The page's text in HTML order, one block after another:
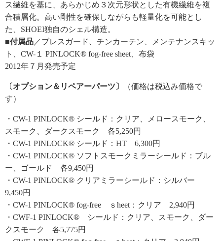
ス繊維を基に、あらかじめ３次元形状とした有機繊維を複
合積層化。高い剛性を確保しながらも軽量化を可能とし
た、SHOEI独自のシェル構造。
■付属品 ／ブレスガード、チンカーテン、メンテナンスキッ
ト、CW-１ PINLOCK® fog-free sheet、布袋
2012年７月発売予定
〔オプション＆リペアーパーツ〕
（価格は税込み価格で
す）
・CW-1 PINLOCK® シールド：クリア、メロースモーク、
スモーク、ダークスモーク 各5,250円
・CW-1 PINLOCK® シールド：HT 6,300円
・CW-1 PINLOCK® ソフトスモークミラーシールド：ブル
ー、ゴールド 各9,450円
・CW-1 PINLOCK® クリアミラーシールド：シルバー
9,450円
・CW-1 PINLOCK® fog-free ｓheet：クリア 2,940円
・CWF-1 PINLOCK® シールド：クリア、スモーク、ダー
クスモーク 各5,775円